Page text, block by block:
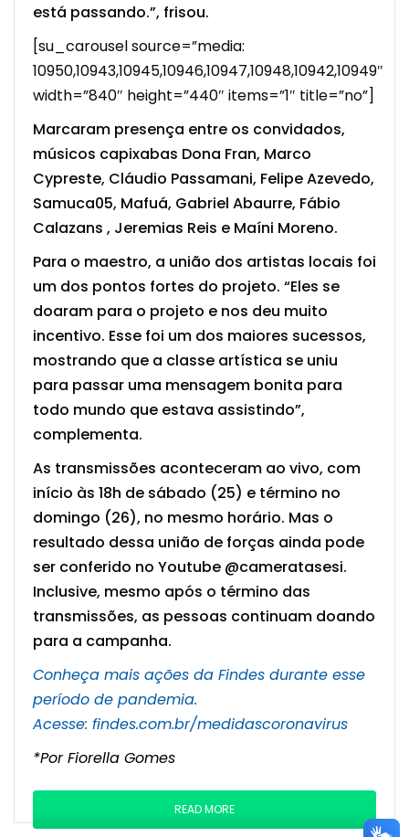
está passando.”, frisou.
[su_carousel source=”media:
10950,10943,10945,10946,10947,10948,10942,10949″
width=”840″ height=”440″ items=”1″ title=”no”]
Marcaram presença entre os convidados,
músicos capixabas Dona Fran, Marco
Cypreste, Cláudio Passamani, Felipe Azevedo,
Samuca05, Mafuá, Gabriel Abaurre, Fábio
Calazans , Jeremias Reis e Maíni Moreno.
Para o maestro, a união dos artistas locais foi
um dos pontos fortes do projeto. “Eles se
doaram para o projeto e nos deu muito
incentivo. Esse foi um dos maiores sucessos,
mostrando que a classe artística se uniu
para passar uma mensagem bonita para
todo mundo que estava assistindo”,
complementa.
As transmissões aconteceram ao vivo, com
início às 18h de sábado (25) e término no
domingo (26), no mesmo horário. Mas o
resultado dessa união de forças ainda pode
ser conferido no Youtube @cameratasesi.
Inclusive, mesmo após o término das
transmissões, as pessoas continuam doando
para a campanha.
Conheça mais ações da Findes durante esse
período de pandemia.
Acesse: findes.com.br/medidascoronavirus
*Por Fiorella Gomes
READ MORE